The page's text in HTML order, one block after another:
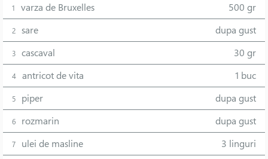
1 varza de Bruxelles 500 gr
2 sare dupa gust
3 cascaval 30 gr
4 antricot de vita 1 buc
5 piper dupa gust
6 rozmarin dupa gust
7 ulei de masline 3 linguri